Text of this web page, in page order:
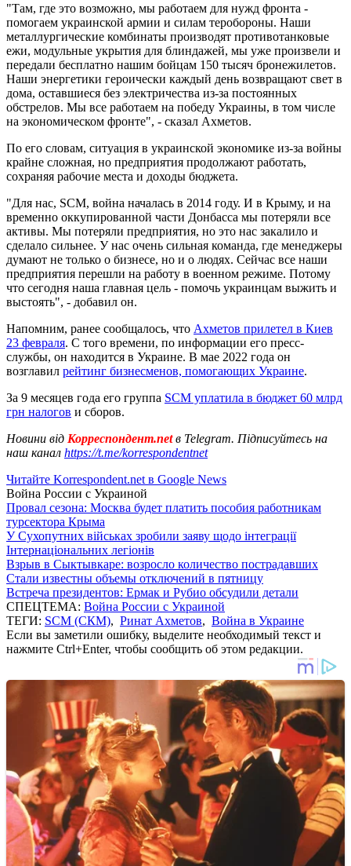
"Там, где это возможно, мы работаем для нужд фронта -
помогаем украинской армии и силам теробороны. Наши
металлургические комбинаты производят противотанковые
ежи, модульные укрытия для блиндажей, мы уже произвели и
передали бесплатно нашим бойцам 150 тысяч бронежилетов.
Наши энергетики героически каждый день возвращают свет в
дома, оставшиеся без электричества из-за постоянных
обстрелов. Мы все работаем на победу Украины, в том числе
на экономическом фронте", - сказал Ахметов.
По его словам, ситуация в украинской экономике из-за войны
крайне сложная, но предприятия продолжают работать,
сохраняя рабочие места и доходы бюджета.
"Для нас, SCM, война началась в 2014 году. И в Крыму, и на
временно оккупированной части Донбасса мы потеряли все
активы. Мы потеряли предприятия, но это нас закалило и
сделало сильнее. У нас очень сильная команда, где менеджеры
думают не только о бизнесе, но и о людях. Сейчас все наши
предприятия перешли на работу в военном режиме. Потому
что сегодня наша главная цель - помочь украинцам выжить и
выстоять", - добавил он.
Напомним, ранее сообщалось, что Ахметов прилетел в Киев
23 февраля. С того времени, по информации его пресс-
службы, он находится в Украине. В мае 2022 года он
возглавил рейтинг бизнесменов, помогающих Украине.
За 9 месяцев года его группа SCM уплатила в бюджет 60 млрд
грн налогов и сборов.
Новини від Корреспондент.netв Telegram. Підписуйтесь на
наш канал https://t.me/korrespondentnet
Читайте Korrespondent.net в Google News
Война России с Украиной
Провал сезона: Москва будет платить пособия работникам
турсектора Крыма
У Сухопутних військах зробили заяву щодо інтеграції
Інтернаціональних легіонів
Взрыв в Сыктывкаре: возросло количество пострадавших
Стали известны объемы отключений в пятницу
Встреча президентов: Ермак и Рубио обсудили детали
СПЕЦТЕМА: Война России с Украиной
ТЕГИ: SCM (СКМ), Ринат Ахметов, Война в Украине
Если вы заметили ошибку, выделите необходимый текст и
нажмите Ctrl+Enter, чтобы сообщить об этом редакции.